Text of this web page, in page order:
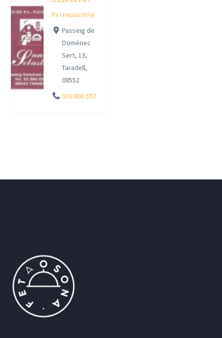
Pa i reposteria
Passeig de
Domènec
Sert, 13,
Taradell,
08552
938 800 553